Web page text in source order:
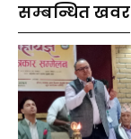
सम्बन्धित खवर